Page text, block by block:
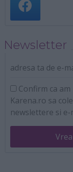
Newsletter
adresa ta de e-
Confirm ca
Karena.ro sa
newslettere si